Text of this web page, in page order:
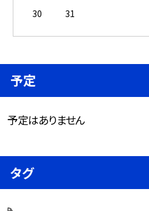
30
31
予定
予定はありません
タグ